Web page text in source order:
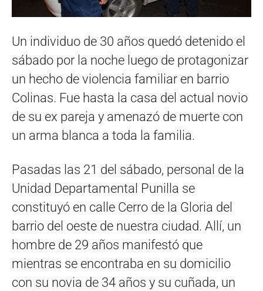
Un individuo de 30 años quedó detenido el
sábado por la noche luego de protagonizar
un hecho de violencia familiar en barrio
Colinas. Fue hasta la casa del actual novio
de su ex pareja y amenazó de muerte con
un arma blanca a toda la familia.
Pasadas las 21 del sábado, personal de la
Unidad Departamental Punilla se
constituyó en calle Cerro de la Gloria del
barrio del oeste de nuestra ciudad. Allí, un
hombre de 29 años manifestó que
mientras se encontraba en su domicilio
con su novia de 34 años y su cuñada, un